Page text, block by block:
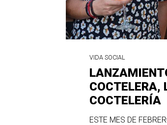
VIDA SOCIAL
COCTELERA,
COCTELERÍA
ESTE MES DE